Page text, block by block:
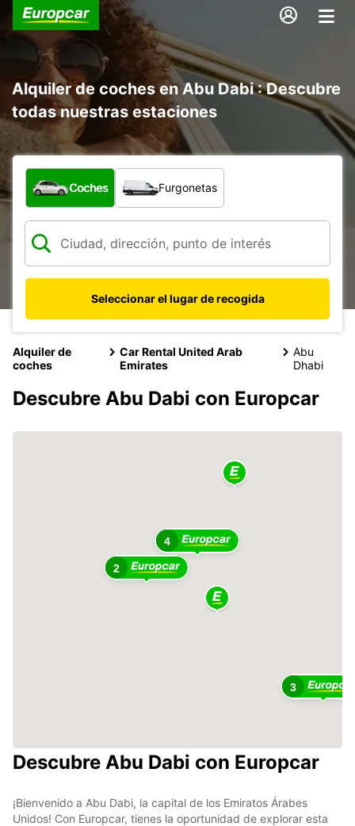
Alquiler de coches en Abu Dabi : Descubre
todas nuestras estaciones
¿Qué tipo de vehículo?
Coches Furgonetas
Seleccionar el lugar de recogida
Alquiler de
coches
Car Rental United Arab
Emirates
Abu
Dhabi
Descubre Abu Dabi con Europcar
2
4
3
Descubre Abu Dabi con Europcar
¡Bienvenido a Abu Dabi, la capital de los Emiratos Árabes
Unidos! Con Europcar, tienes la oportunidad de explorar esta